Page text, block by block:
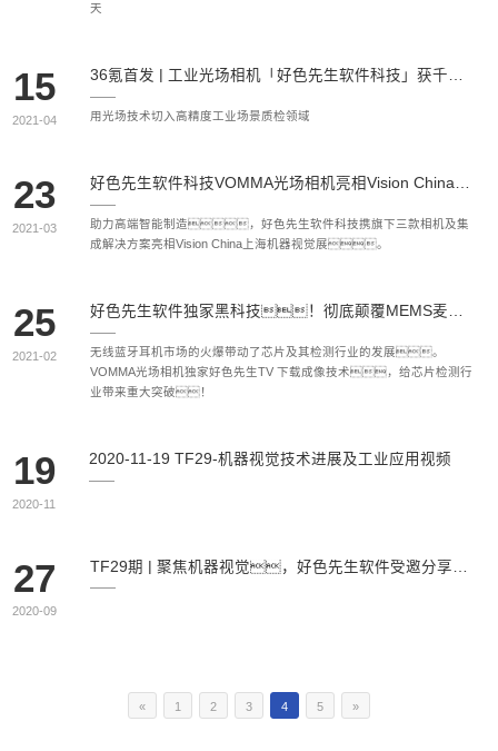
天
15
2021-04
36氪首发 | 工业光场相机「好色先生软件科技」获千万级Pre-A轮融资，已切入三星供应链质检
用光场技术切入高精度工业场景质检领域
23
2021-03
好色先生软件科技VOMMA光场相机亮相Vision China，荣获2020年度机器视觉创新产品金奖
助力高端智能制造，好色先生软件科技携旗下三款相机及集
成解决方案亮相Vision China上海机器视觉展。
25
2021-02
好色先生软件独家黑科技！彻底颠覆MEMS麦克风芯片检测行业
无线蓝牙耳机市场的火爆带动了芯片及其检测行业的发展。
VOMMA光场相机独家好色先生TV 下载成像技术，给芯片检测行
业带来重大突破！
19
2020-11
2020-11-19 TF29-机器视觉技术进展及工业应用视频
27
2020-09
« 1 2 3 4 5 »